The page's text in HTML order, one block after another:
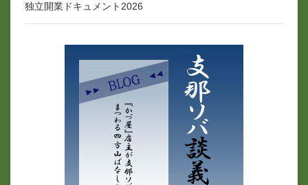
独立開業ドキュメント2026